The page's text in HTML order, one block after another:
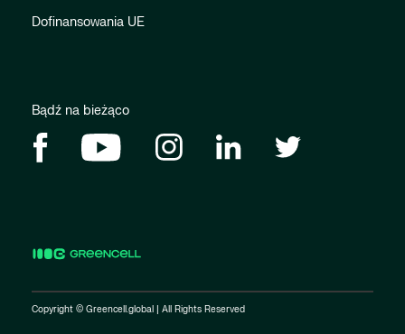
Dofinansowania UE
Bądź na bieżąco
Copyright © Greencell.global | All Rights Reserved